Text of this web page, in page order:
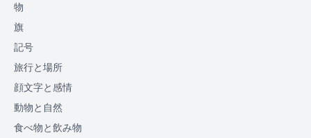
物
旗
記号
旅行と場所
顔文字と感情
動物と自然
食べ物と飲み物